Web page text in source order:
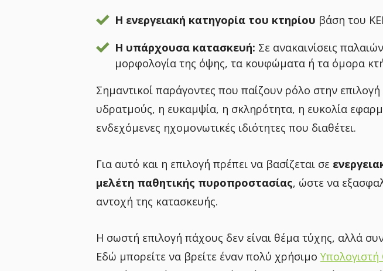
Η ενεργειακή κατηγορία του κτηρίου βάση του
Η υπάρχουσα κατασκευή: Σε ανακαινίσεις
μορφολογία της όψης, τα κουφώματα ή τα όμορα
Σημαντικοί παράγοντες που παίζουν ρόλο στην
υδρατμούς, η ευκαμψία, η σκληρότητα, η ευκολία
ενδεχόμενες ηχομονωτικές ιδιότητες που διαθέτει.
Για αυτό και η επιλογή πρέπει να βασίζεται σε
μελέτη παθητικής πυροπροστασίας, ώστε να
αντοχή της κατασκευής.
Η σωστή επιλογή πάχους δεν είναι θέμα τύχης, αλλά
Εδώ μπορείτε να βρείτε έναν πολύ χρήσιμο